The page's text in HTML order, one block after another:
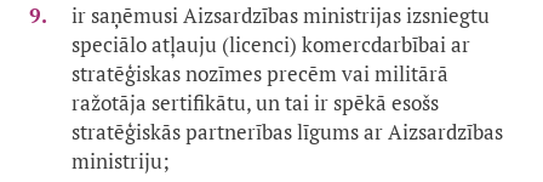
ir saņēmusi Aizsardzības ministrijas izsniegtu
speciālo atļauju (licenci) komercdarbībai ar
stratēģiskas nozīmes precēm vai militārā
ražotāja sertifikātu, un tai ir spēkā esošs
stratēģiskās partnerības līgums ar Aizsardzības
ministriju;